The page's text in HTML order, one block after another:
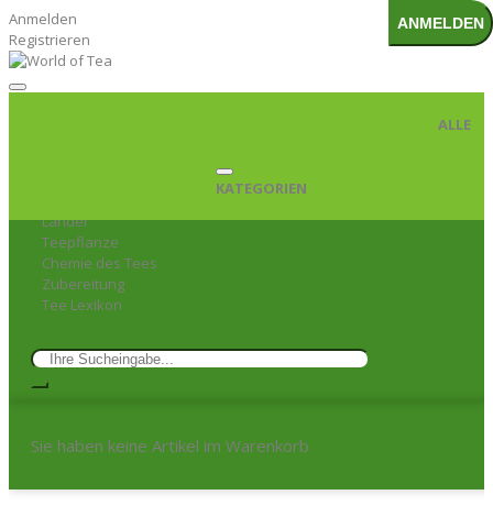
Anmelden
Registrieren
Länder
Teepflanze
Chemie des Tees
Zubereitung
Tee Lexikon
ALLE
KATEGORIEN
Sie haben keine Artikel im Warenkorb
ANMELDEN